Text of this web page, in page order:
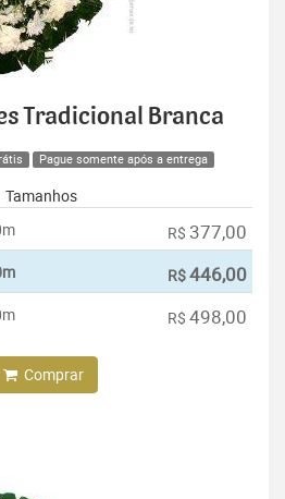
Tradicional Branca
Pague somente após a entrega
Tamanhos
R$ 377,00
R$446,00
R$ 498,00
Comprar